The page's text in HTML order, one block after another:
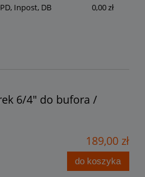
Inpost, DB
0,00 zł
6/4" do bufora /
189,00 zł
do koszyka